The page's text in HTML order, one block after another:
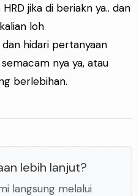
jika di beriakn ya.. dan
loh
hidari pertanyaan
nya ya, atau
berlebihan.
lebih lanjut?
langsung melalui